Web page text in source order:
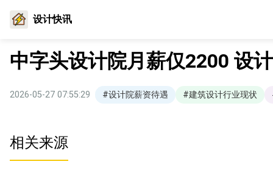
设计快讯
中字头设计院月薪仅2200 设
2026-05-27 07:55:29 #设计院薪资待遇 #建筑设计行业现状
相关来源